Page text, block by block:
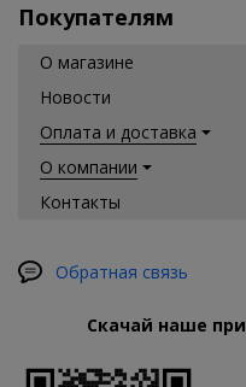
Покупателям
О магазине
Новости
Оплата и доставка
О компании
Контакты
Обратная связь
Скачай наше